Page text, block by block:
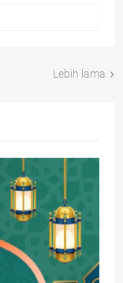
Lebih lama